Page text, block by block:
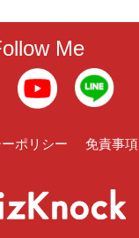
Me
ポリシー 免責事項